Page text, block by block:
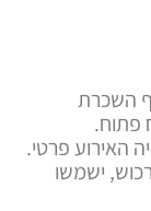
השכרת
פתוח.
האירוע פרטי.
ישמשו